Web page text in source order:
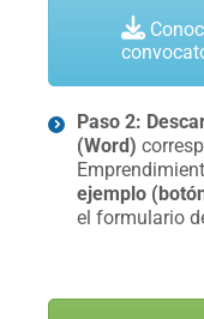
Paso 2:
(Word)
ejemplo
el formulario